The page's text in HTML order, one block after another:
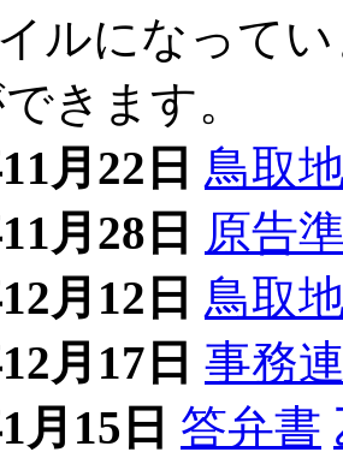
ルになって
きます。
月22日 鳥取
月28日 原告
月12日 鳥取
月17日 事務
月15日 答弁書